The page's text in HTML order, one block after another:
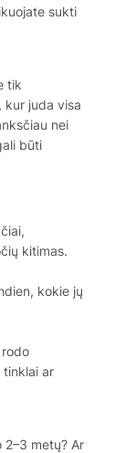
sukti
tik
kur juda visa
nei
būti
kitimas.
kokie jų
tinklai ar
2–3 metų? Ar